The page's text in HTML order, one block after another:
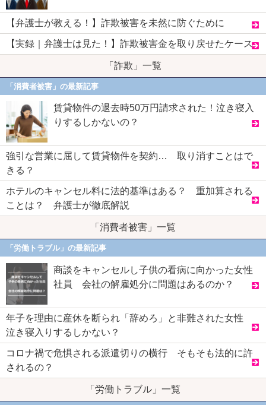
【弁護士が教える！】詐欺被害を未然に防ぐために
【実録｜弁護士は見た！】詐欺被害金を取り戻せたケース
「詐欺」一覧
「消費者被害」の最新記事
賃貸物件の退去時50万円請求された！泣き寝入
りするしかないの？
強引な営業に屈して賃貸物件を契約… 取り消すことはで
きる？
ホテルのキャンセル料に法的基準はある？ 重加算される
ことは？ 弁護士が徹底解説
「消費者被害」一覧
「労働トラブル」の最新記事
商談をキャンセルし子供の看病に向かった女性
社員 会社の解雇処分に問題はあるのか？
年子を理由に産休を断られ「辞めろ」と非難された女性
泣き寝入りするしかない？
コロナ禍で危惧される派遣切りの横行 そもそも法的に許
されるの？
「労働トラブル」一覧